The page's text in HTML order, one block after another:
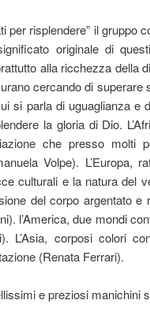
per risplendere” il gruppo
originale di
alla ricchezza della
cercando di superare
si parla di uguaglianza e
la gloria di Dio.
che presso molti
Volpe). L’Europa,
culturali e la natura del
del corpo argentato e
l’America, due mondi
L’Asia, corposi colori
(Renata Ferrari).
e preziosi manichini